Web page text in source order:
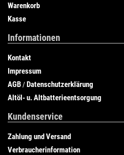
Warenkorb
Kasse
Informationen
Kontakt
Impressum
AGB /Datenschutzerklärung
Altöl- u. Altbatterieentsorgung
Kundenservice
Zahlung und Versand
Verbraucherinformation